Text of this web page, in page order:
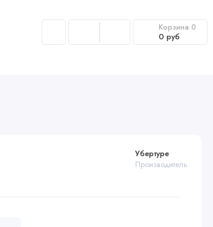
Корзина 0
0 руб
Убертуре
Производитель